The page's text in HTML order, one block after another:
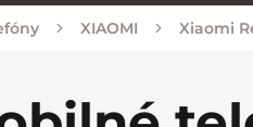
XIAOMI Xiaomi